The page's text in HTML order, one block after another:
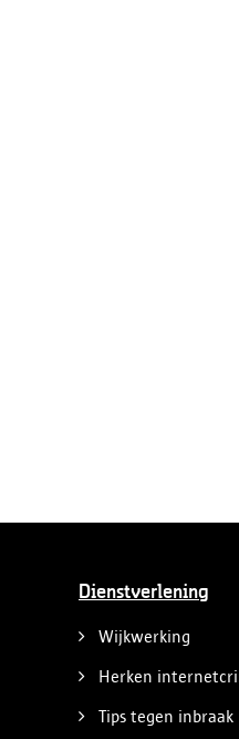
Dienstverlening
Wijkwerking
Herken
Tips tegen inbraak